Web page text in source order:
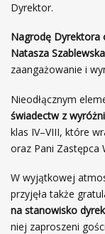
Dyrektor.
Nagrodę Dyrektora
Natasza Szablewska
zaangażowanie i
Nieodłącznym
świadectw z
klas IV–VIII, które
oraz Pani Zastępca
W wyjątkowej
przyjęła także
na stanowisko
niej zaproszeni